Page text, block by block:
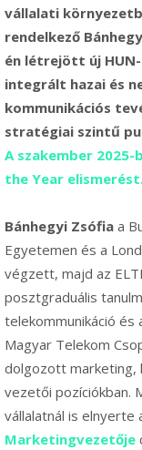
vállalati
rendelkező
én létrejött új
integrált hazai és
kommunikációs
stratégiai szintű
A szakember
the Year
Bánhegyi Zsófia a
Egyetemen és a
végzett, majd az
posztgraduális
telekommunikáció
Magyar Telekom
dolgozott marketing,
vezetői pozíciókban.
vállalatnál is elnyerte
Marketingvezetője